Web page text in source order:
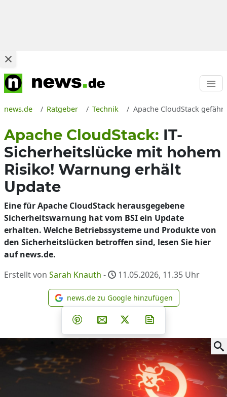
news.de Ratgeber Technik Apache CloudStack
Apache CloudStack: IT-
Sicherheitslücke mit hohem
Risiko! Warnung erhält
Update
Eine für Apache CloudStack herausgegebene
Sicherheitswarnung hat vom BSI ein Update
erhalten. Welche Betriebssysteme und Produkte von
den Sicherheitslücken betroffen sind, lesen Sie hier
auf news.de.
Erstellt von Sarah Knauth - 11.05.2026, 11.35 Uhr
news.de zu Google
news.de zu Google hinzufügen
Teilen auf Facebook
Teilen auf Whatsapp
Teilen auf Telegram
Teilen auf Pinterest
Per E-Mail teilen
Post auf X